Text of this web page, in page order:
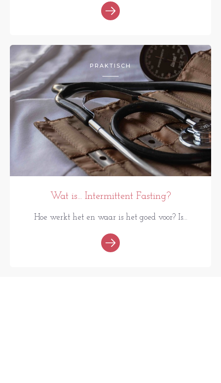
PRAKTISCH
Wat is... Intermittent Fasting?
Hoe werkt het en waar is het goed voor? Is...